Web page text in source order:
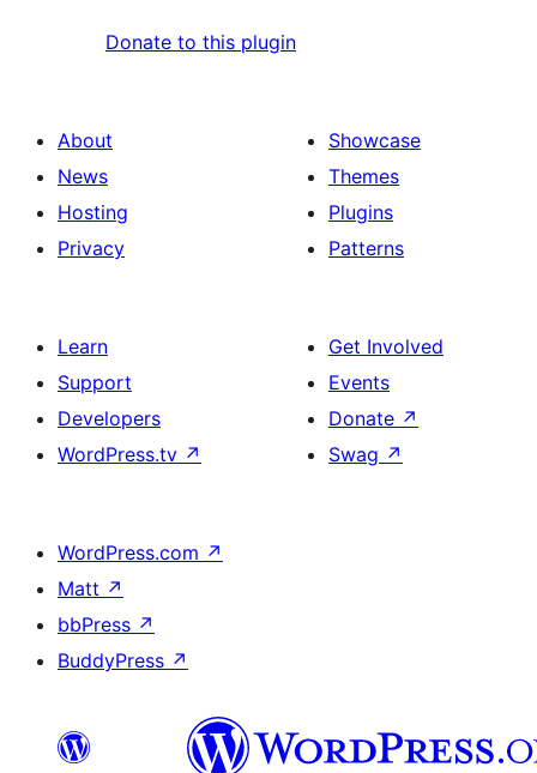
Donate to this plugin
About
News
Hosting
Privacy
Showcase
Themes
Plugins
Patterns
Learn
Support
Developers
WordPress.tv ↗
Get Involved
Events
Donate ↗
Swag ↗
WordPress.com ↗
Matt ↗
bbPress ↗
BuddyPress ↗